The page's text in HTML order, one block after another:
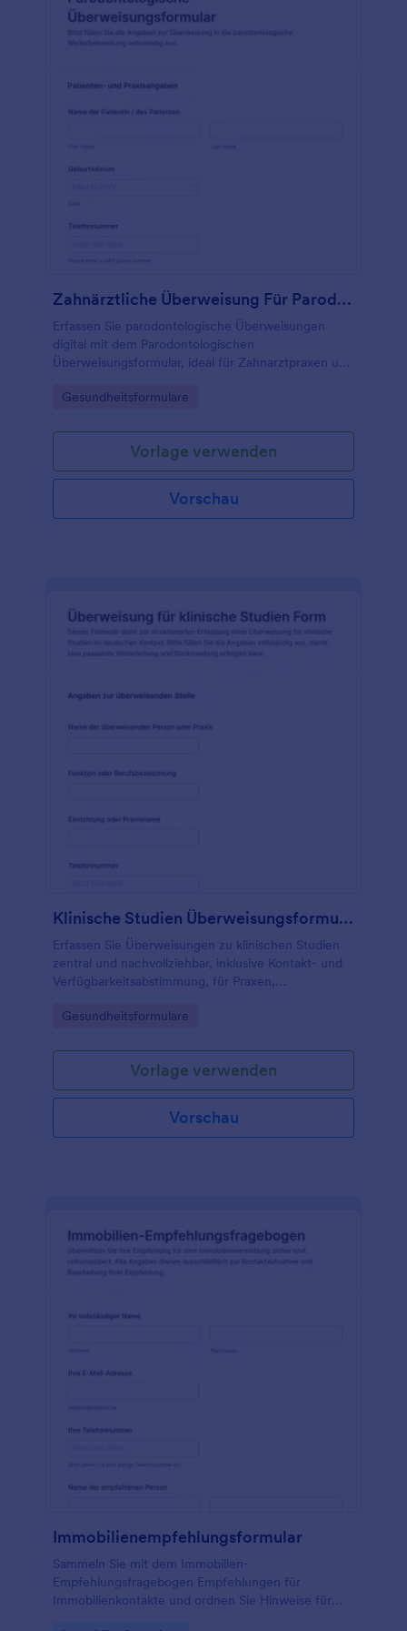
Zahnärztliche Überweisung Für Parodontologie Fragebogen
Erfassen Sie parodontologische Überweisungen
digital mit dem Parodontologischen
Überweisungsformular, ideal für Zahnarztpraxen und
klarer Weitergabe über Jotform Formularvorlagen.
Go to Category:
Gesundheitsformulare
Vorlage verwenden
Vorschau
Klinische Studien Überweisungsformular
Erfassen Sie Überweisungen zu klinischen Studien
zentral und nachvollziehbar, inklusive Kontakt- und
Verfügbarkeitsabstimmung, für Praxen,
Jotform.
Go to Category:
Gesundheitsformulare
Vorlage verwenden
Vorschau
Immobilienempfehlungsformular
Sammeln Sie mit dem Immobilien-
Empfehlungsfragebogen Empfehlungen für
Immobilienkontakte und ordnen Sie Hinweise für